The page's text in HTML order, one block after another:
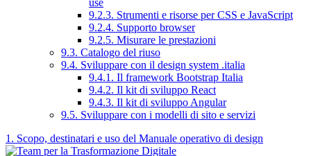
9.2.3. Strumenti e risorse per CSS e JavaScript
9.2.4. Supporto browser
9.2.5. Misurare le prestazioni
9.3. Catalogo del riuso
9.4. Sviluppare con il design system .italia
9.4.1. Il framework Bootstrap Italia
9.4.2. Il kit di sviluppo React
9.4.3. Il kit di sviluppo Angular
9.5. Sviluppare con i modelli di sito e servizi
1. Scopo, destinatari e uso del Manuale operativo di design